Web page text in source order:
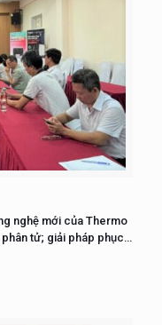
nghệ mới của Thermo
tử; giải pháp phục